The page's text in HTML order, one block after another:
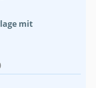
mit